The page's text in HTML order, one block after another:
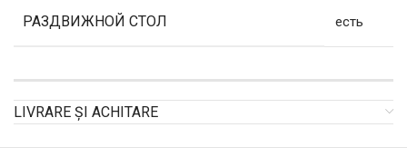
РАЗДВИЖНОЙ СТОЛ есть
LIVRARE ȘI ACHITARE